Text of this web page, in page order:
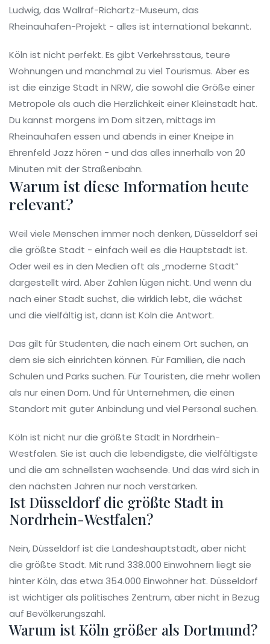
Ludwig, das Wallraf-Richartz-Museum, das
Rheinauhafen-Projekt - alles ist international bekannt.
Köln ist nicht perfekt. Es gibt Verkehrsstaus, teure
Wohnungen und manchmal zu viel Tourismus. Aber es
ist die einzige Stadt in NRW, die sowohl die Größe einer
Metropole als auch die Herzlichkeit einer Kleinstadt hat.
Du kannst morgens im Dom sitzen, mittags im
Rheinauhafen essen und abends in einer Kneipe in
Ehrenfeld Jazz hören - und das alles innerhalb von 20
Minuten mit der Straßenbahn.
Warum ist diese Information heute
relevant?
Weil viele Menschen immer noch denken, Düsseldorf sei
die größte Stadt - einfach weil es die Hauptstadt ist.
Oder weil es in den Medien oft als „moderne Stadt“
dargestellt wird. Aber Zahlen lügen nicht. Und wenn du
nach einer Stadt suchst, die wirklich lebt, die wächst
und die vielfältig ist, dann ist Köln die Antwort.
Das gilt für Studenten, die nach einem Ort suchen, an
dem sie sich einrichten können. Für Familien, die nach
Schulen und Parks suchen. Für Touristen, die mehr wollen
als nur einen Dom. Und für Unternehmen, die einen
Standort mit guter Anbindung und viel Personal suchen.
Köln ist nicht nur die größte Stadt in Nordrhein-
Westfalen. Sie ist auch die lebendigste, die vielfältigste
und die am schnellsten wachsende. Und das wird sich in
den nächsten Jahren nur noch verstärken.
Ist Düsseldorf die größte Stadt in
Nordrhein-Westfalen?
Nein, Düsseldorf ist die Landeshauptstadt, aber nicht
die größte Stadt. Mit rund 338.000 Einwohnern liegt sie
hinter Köln, das etwa 354.000 Einwohner hat. Düsseldorf
ist wichtiger als politisches Zentrum, aber nicht in Bezug
auf Bevölkerungszahl.
Warum ist Köln größer als Dortmund?